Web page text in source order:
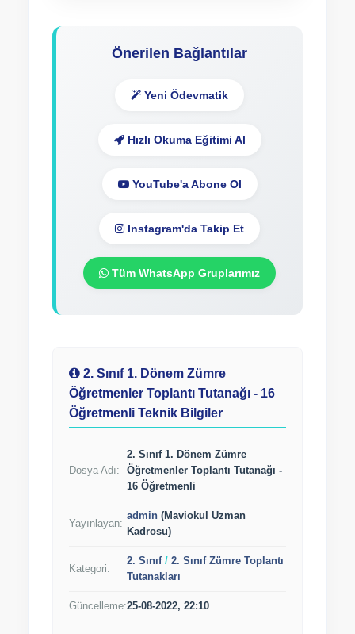
Önerilen Bağlantılar
Yeni Ödevmatik
Hızlı Okuma Eğitimi Al
YouTube'a Abone Ol
Instagram'da Takip Et
Tüm WhatsApp Gruplarımız
2. Sınıf 1. Dönem Zümre
Öğretmenler Toplantı Tutanağı - 16
Öğretmenli Teknik Bilgiler
Dosya Adı:
2. Sınıf 1. Dönem Zümre
Öğretmenler Toplantı Tutanağı -
16 Öğretmenli
Yayınlayan:
admin (Maviokul Uzman
Kadrosu)
Kategori:
2. Sınıf/ 2. Sınıf Zümre Toplantı
Tutanakları
Güncelleme:25-08-2022, 22:10